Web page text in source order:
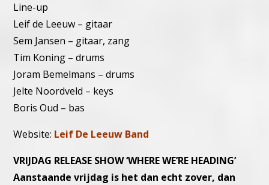
Line-up
Leif de Leeuw – gitaar
Sem Jansen – gitaar, zang
Tim Koning – drums
Joram Bemelmans – drums
Jelte Noordveld – keys
Boris Oud – bas
Website: Leif De Leeuw Band
VRIJDAG RELEASE SHOW ‘WHERE WE’RE HEADING’
Aanstaande vrijdag is het dan echt zover, dan